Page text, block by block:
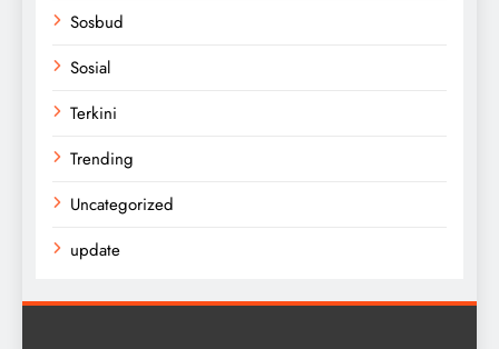
Sosbud
Sosial
Terkini
Trending
Uncategorized
update